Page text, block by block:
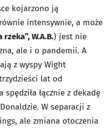
kojarzono ją
intensywnie, a może
rzeka”, W.A.B.) jest nie
ale i o pandemii. A
z wyspy Wight
lat od
łącznie z dekadę
W separacji z
ale zmiana otoczenia